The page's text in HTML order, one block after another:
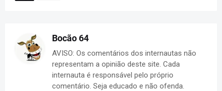
Bocão 64
AVISO: Os comentários dos internautas não
representam a opinião deste site. Cada
internauta é responsável pelo próprio
comentário. Seja educado e não ofenda.